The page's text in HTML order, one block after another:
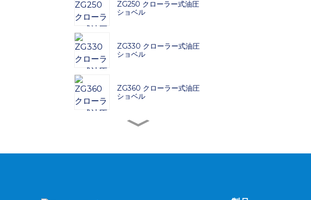
ZG250 クローラー式油圧
ショベル
ZG330 クローラー式油圧
ショベル
ZG360 クローラー式油圧
ショベル